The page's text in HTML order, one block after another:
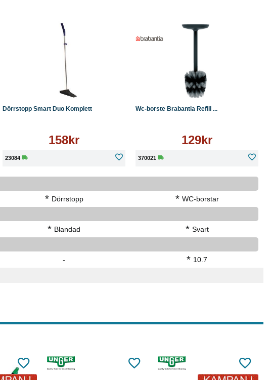
Dörrstopp Smart Duo Komplett
158kr
23084
Wc-borste Brabantia Refill ...
129kr
370021
* Dörrstopp * WC-borstar
* Blandad * Svart
- * 10.7